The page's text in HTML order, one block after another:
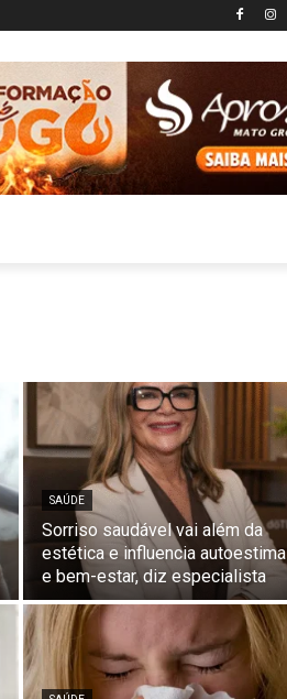
SAÚDE
Sorriso saudável vai além da
estética e influencia autoestima
e bem-estar, diz especialista